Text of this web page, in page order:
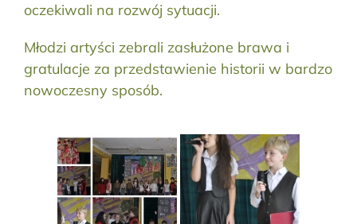
oczekiwali na rozwój sytuacji.
Młodzi artyści zebrali zasłużone brawa i
gratulacje za przedstawienie historii w bardzo
nowoczesny sposób.